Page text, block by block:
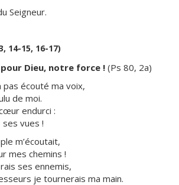
14-15, 16-17)
pour Dieu, notre force ! (Ps 80, 2a)
pas écouté ma voix,
de moi.
endurci :
ses vues !
m’écoutait,
mes chemins !
ses ennemis,
je tournerais ma main.